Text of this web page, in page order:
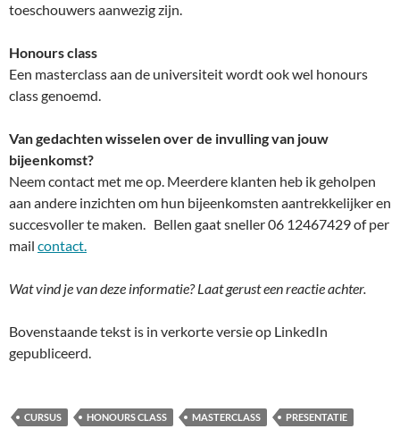
toeschouwers aanwezig zijn.
Honours class
Een masterclass aan de universiteit wordt ook wel honours
class genoemd.
Van gedachten wisselen over de invulling van jouw
bijeenkomst?
Neem contact met me op. Meerdere klanten heb ik geholpen
aan andere inzichten om hun bijeenkomsten aantrekkelijker en
succesvoller te maken. Bellen gaat sneller 06 12467429 of per
mail contact.
Wat vind je van deze informatie? Laat gerust een reactie achter.
Bovenstaande tekst is in verkorte versie op LinkedIn
gepubliceerd.
CURSUS HONOURS CLASS MASTERCLASS PRESENTATIE